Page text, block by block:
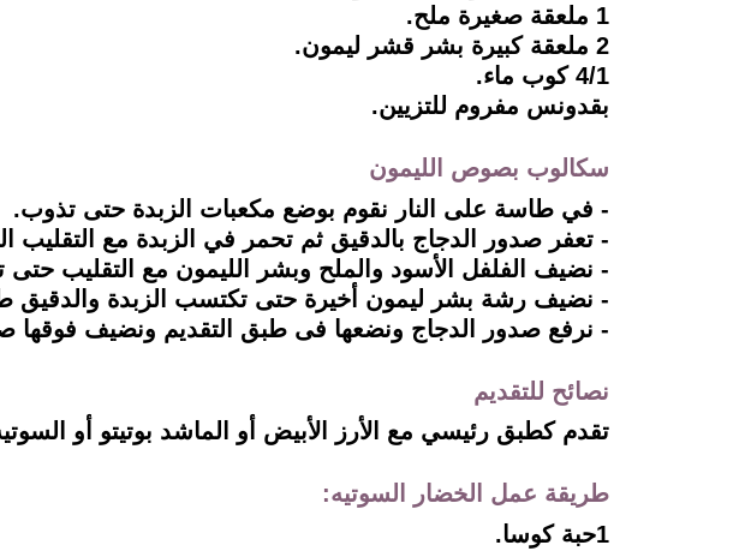
1 ملعقة صغيرة ملح.
2 ملعقة كبيرة بشر قشر ليمون.
4/1 كوب ماء.
بقدونس مفروم للتزيين.
سكالوب بصوص الليمون
- في طاسة على النار نقوم بوضع مكعبات الزبدة حتى تذوب.
- تعفر صدور الدجاج بالدقيق ثم تحمر في الزبدة مع التقليب
- نضيف الفلفل الأسود والملح وبشر الليمون مع التقليب
- نضيف رشة بشر ليمون أخيرة حتى تكتسب الزبدة والدقيق
- نرفع صدور الدجاج ونضعها فى طبق التقديم ونضيف فوقها
نصائح للتقديم
تقدم كطبق رئيسي مع الأرز الأبيض أو الماشد بوتيتو أو
طريقة عمل الخضار السوتيه:
1حبة كوسا.